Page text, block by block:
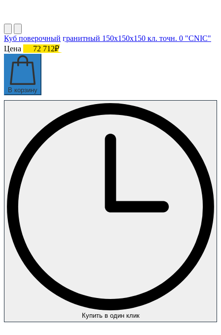
Куб поверочный гранитный 150х150х150 кл. точн. 0 "CNIC"
Цена
72 712₽
В корзину
Купить в один клик